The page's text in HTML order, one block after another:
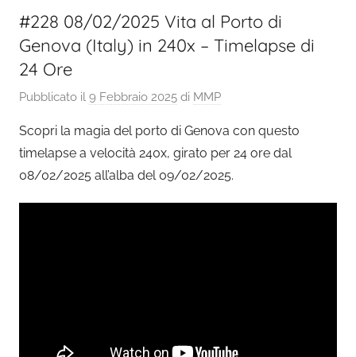
#228 08/02/2025 Vita al Porto di
Genova (Italy) in 240x – Timelapse di
24 Ore
Pubblicato il 9 Febbraio 2025 di MMP
Scopri la magia del porto di Genova con questo
timelapse a velocità 240x, girato per 24 ore dal
08/02/2025 all’alba del 09/02/2025.